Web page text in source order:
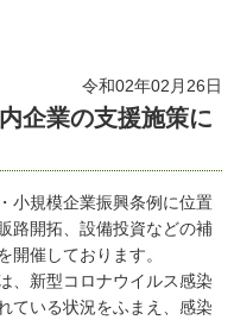
令和02年02月26日
企業の支援施策に
小規模企業振興条例に位置
路開拓、設備投資などの補
開催しております。
、新型コロナウイルス感染
ている状況をふまえ、感染